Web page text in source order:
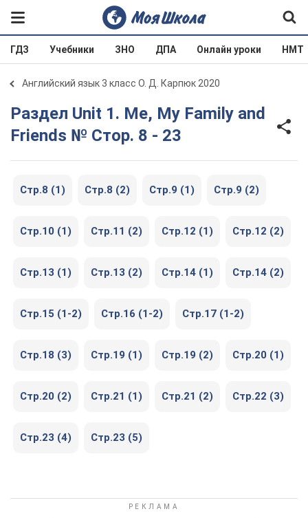
ГДЗ Учебники ЗНО ДПА Онлайн уроки НМТ
Английский язык 3 класс О. Д. Карпюк 2020
Раздел Unit 1. Me, My Family and
Friends № Стор. 8 - 23
Стр.8 (1) Стр.8 (2) Стр.9 (1) Стр.9 (2)
Стр.10 (1) Стр.11 (2) Стр.12 (1) Стр.12 (2)
Стр.13 (1) Стр.13 (2) Стр.14 (1) Стр.14 (2)
Стр.15 (1-2) Стр.16 (1-2) Стр.17 (1-2)
Стр.18 (3) Стр.19 (1) Стр.19 (2) Стр.20 (1)
Стр.20 (2) Стр.21 (1) Стр.21 (2) Стр.22 (3)
Стр.23 (4) Стр.23 (5)